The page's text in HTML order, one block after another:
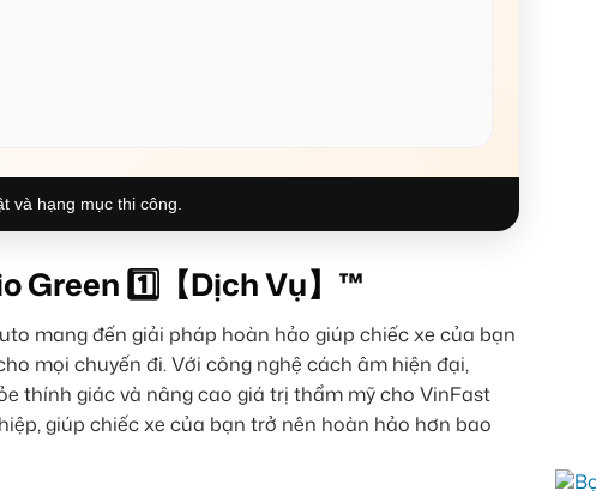
và hạng mục thi công.
Green 1️⃣【Dịch Vụ】™
mang đến giải pháp hoàn hảo giúp chiếc xe của bạn
mọi chuyến đi. Với công nghệ cách âm hiện đại,
thính giác và nâng cao giá trị thẩm mỹ cho VinFast
giúp chiếc xe của bạn trở nên hoàn hảo hơn bao